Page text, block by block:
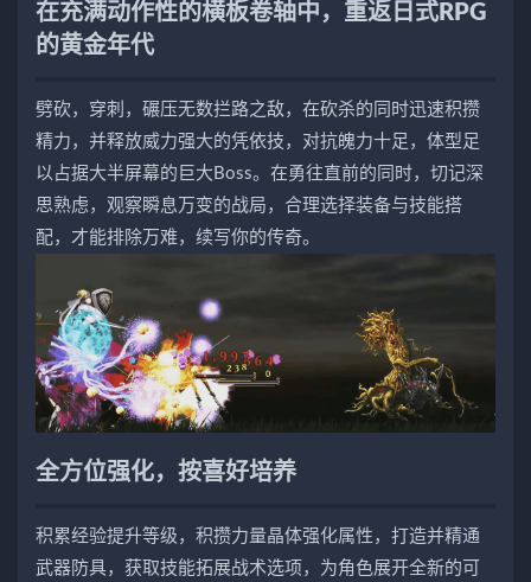
在充满动作性的横板卷轴中，重返日式RPG
的黄金年代
劈砍，穿刺，碾压无数拦路之敌，在砍杀的同时迅速积攒
精力，并释放威力强大的凭依技，对抗魄力十足，体型足
以占据大半屏幕的巨大Boss。在勇往直前的同时，切记深
思熟虑，观察瞬息万变的战局，合理选择装备与技能搭
配，才能排除万难，续写你的传奇。
全方位强化，按喜好培养
积累经验提升等级，积攒力量晶体强化属性，打造并精通
武器防具，获取技能拓展战术选项，为角色展开全新的可